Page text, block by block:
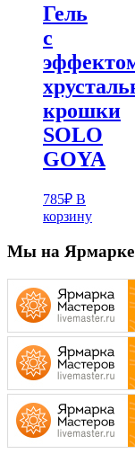
Гель
с
крошки
SOLO
GOYA
785₽ В
корзину
Мы на Ярмарке